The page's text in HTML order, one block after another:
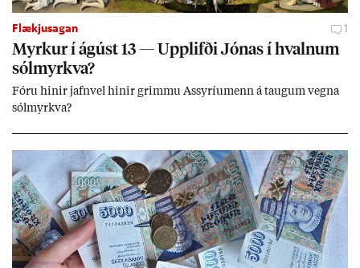
Flækjusagan 1
Myrk­ur í ág­úst 13 — Upp­lifði Jón­as í hvaln­um
sól­myrkva?
Fóru hinir jafn­vel hinir grimmu Ass­yríu­menn á taug­um vegna
sól­myrkva?